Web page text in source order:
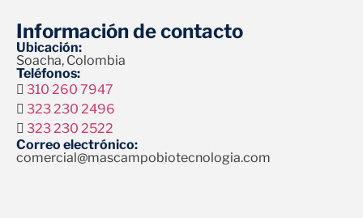
Información de contacto
Ubicación:
Soacha, Colombia
Teléfonos:
310 260 7947
323 230 2496
323 230 2522
Correo electrónico:
comercial@mascampobiotecnologia.com